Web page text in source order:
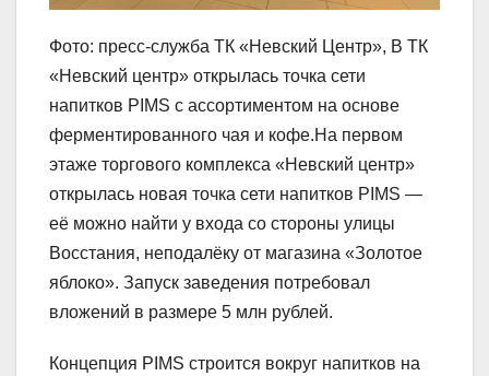
Фото: пресс-служба ТК «Невский Центр», В ТК
«Невский центр» открылась точка сети
напитков PIMS с ассортиментом на основе
ферментированного чая и кофе.На первом
этаже торгового комплекса «Невский центр»
открылась новая точка сети напитков PIMS —
её можно найти у входа со стороны улицы
Восстания, неподалёку от магазина «Золотое
яблоко». Запуск заведения потребовал
вложений в размере 5 млн рублей.
Концепция PIMS строится вокруг напитков на